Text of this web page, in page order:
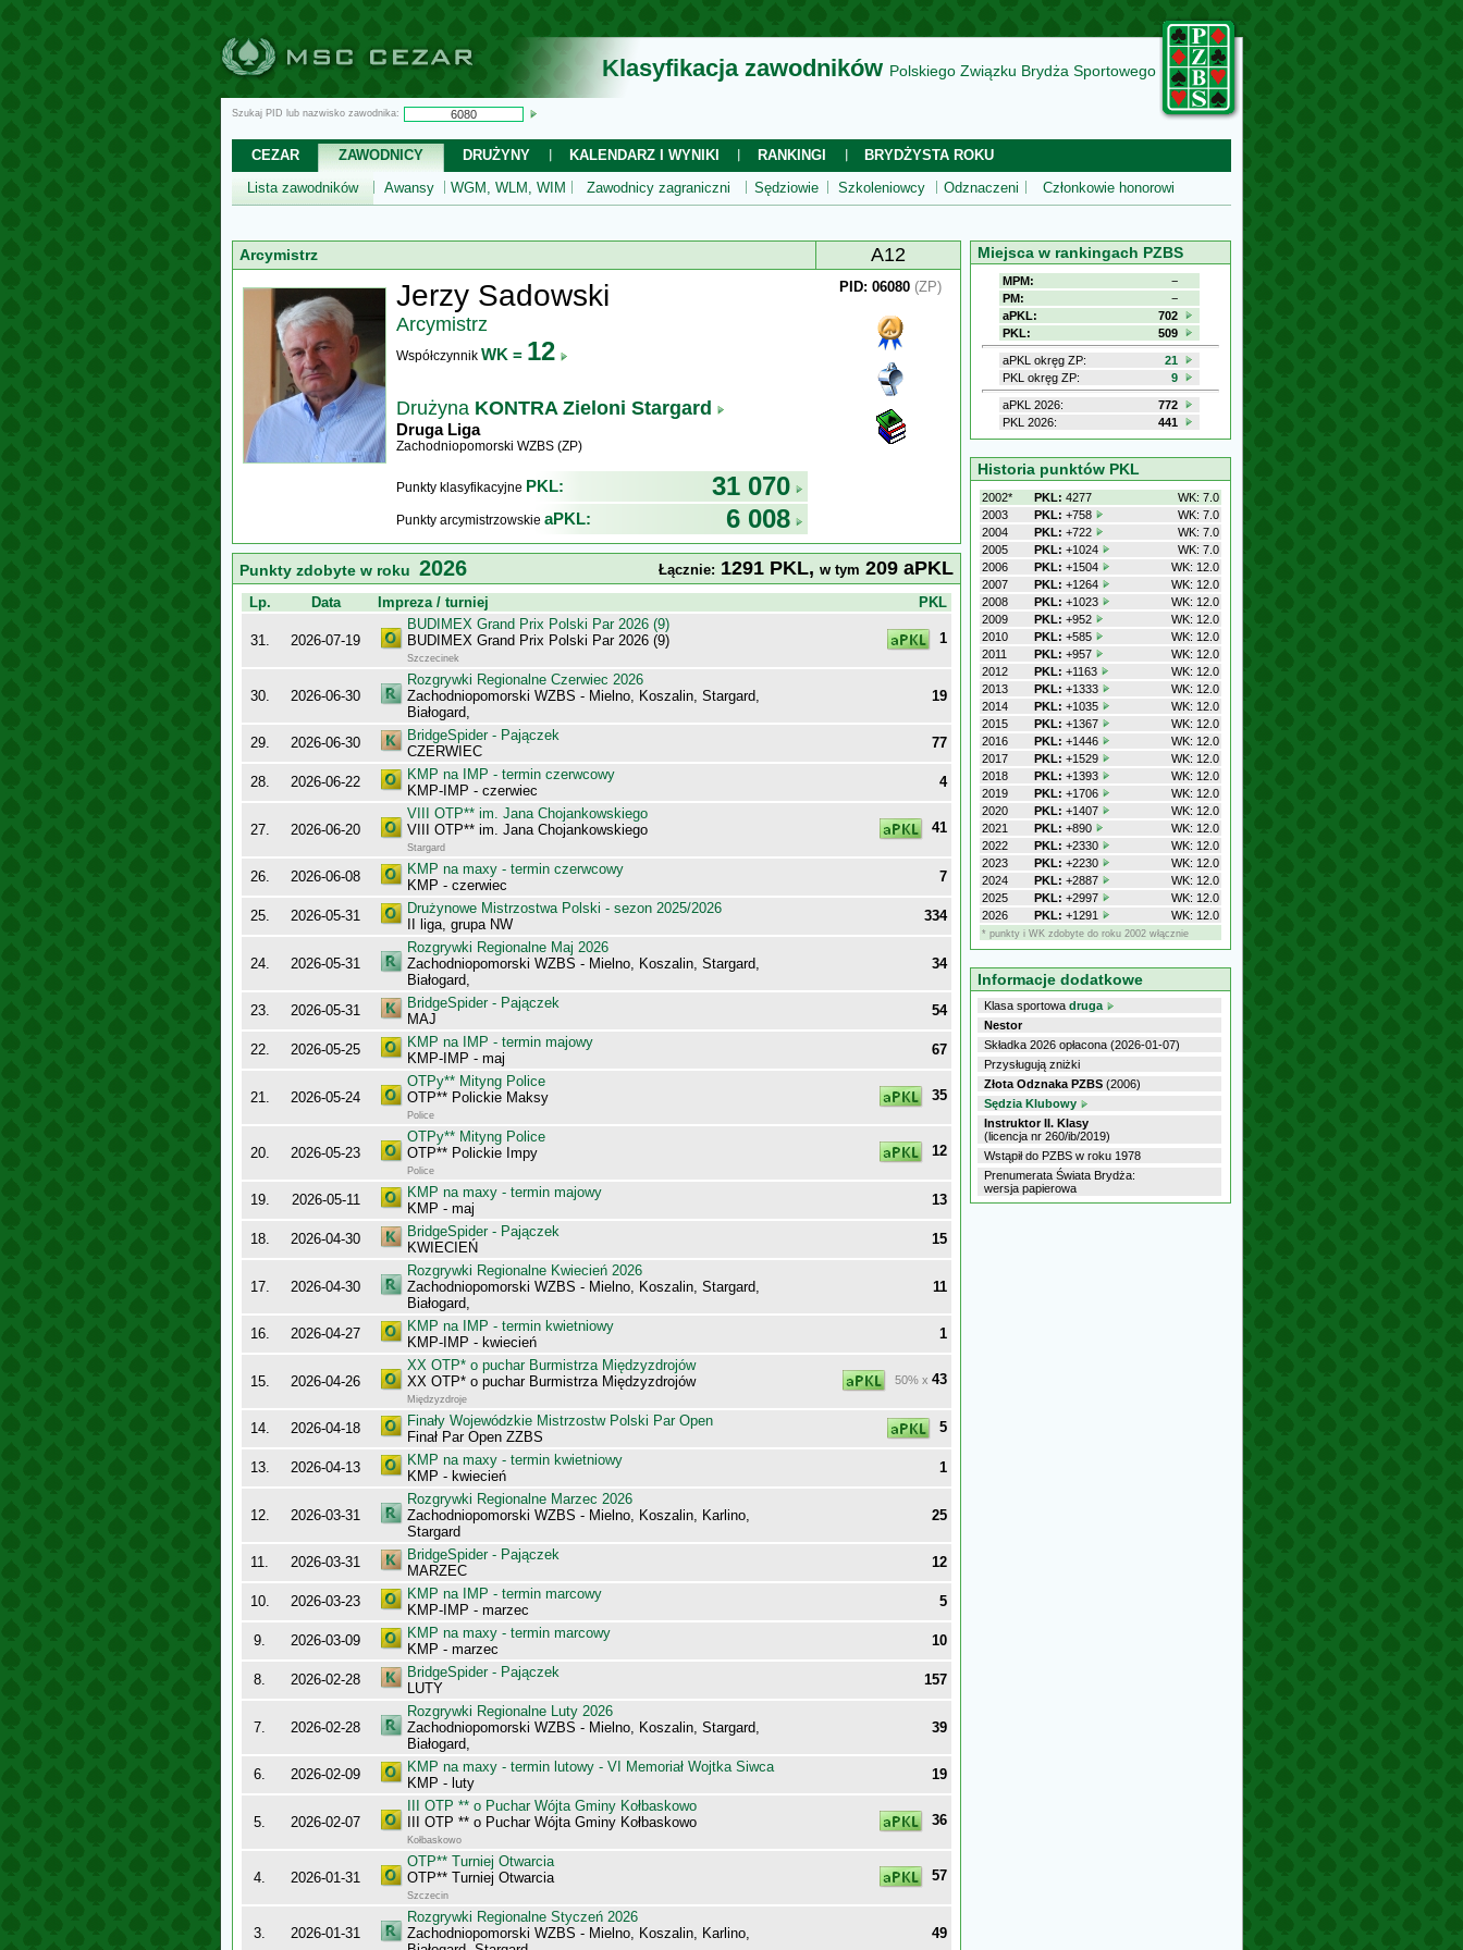
Klasyfikacja zawodników Polskiego Związku Brydża Sportowego
Szukaj PID lub nazwisko zawodnika:
CEZAR ZAWODNICY DRUŻYNY KALENDARZ I WYNIKI RANKINGI
BRYDŻYSTA ROKU
Lista zawodników
Awansy WGM, WLM, WIM Zawodnicy zagraniczni Sędziowie Szkoleniowcy Odznaczeni Członkowie honorowi
Arcymistrz A12
Jerzy Sadowski
Arcymistrz
Współczynnik WK = 12
Drużyna KONTRA Zieloni Stargard
Druga Liga
Zachodniopomorski WZBS (ZP)
Punkty klasyfikacyjne PKL: 31 070
Punkty arcymistrzowskie aPKL: 6 008
PID: 06080 (ZP)
Punkty zdobyte w roku 2026 Łącznie: 1291 PKL, w tym 209 aPKL
Lp. Data Impreza / turniej PKL
31. 2026-07-19
BUDIMEX Grand Prix Polski Par 2026 (9)
BUDIMEX Grand Prix Polski Par 2026 (9)
Szczecinek
1
30. 2026-06-30
Rozgrywki Regionalne Czerwiec 2026
Zachodniopomorski WZBS - Mielno, Koszalin, Stargard,
Białogard,
19
29. 2026-06-30
BridgeSpider - Pajączek
CZERWIEC
77
28. 2026-06-22
KMP na IMP - termin czerwcowy
KMP-IMP - czerwiec
4
27. 2026-06-20
VIII OTP** im. Jana Chojankowskiego
VIII OTP** im. Jana Chojankowskiego
Stargard
41
26. 2026-06-08
KMP na maxy - termin czerwcowy
KMP - czerwiec
7
25. 2026-05-31
Drużynowe Mistrzostwa Polski - sezon 2025/2026
II liga, grupa NW
334
24. 2026-05-31
Rozgrywki Regionalne Maj 2026
Zachodniopomorski WZBS - Mielno, Koszalin, Stargard,
Białogard,
34
23. 2026-05-31
BridgeSpider - Pajączek
MAJ
54
22. 2026-05-25
KMP na IMP - termin majowy
KMP-IMP - maj
67
21. 2026-05-24
OTPy** Mityng Police
OTP** Polickie Maksy
Police
35
20. 2026-05-23
OTPy** Mityng Police
OTP** Polickie Impy
Police
12
19. 2026-05-11
KMP na maxy - termin majowy
KMP - maj
13
18. 2026-04-30
BridgeSpider - Pajączek
KWIECIEŃ
15
17. 2026-04-30
Rozgrywki Regionalne Kwiecień 2026
Zachodniopomorski WZBS - Mielno, Koszalin, Stargard,
Białogard,
11
16. 2026-04-27
KMP na IMP - termin kwietniowy
KMP-IMP - kwiecień
1
15. 2026-04-26
XX OTP* o puchar Burmistrza Międzyzdrojów
XX OTP* o puchar Burmistrza Międzyzdrojów
Międzyzdroje
50% x 43
14. 2026-04-18
Finały Wojewódzkie Mistrzostw Polski Par Open
Finał Par Open ZZBS
5
13. 2026-04-13
KMP na maxy - termin kwietniowy
KMP - kwiecień
1
12. 2026-03-31
Rozgrywki Regionalne Marzec 2026
Zachodniopomorski WZBS - Mielno, Koszalin, Karlino,
Stargard
25
11. 2026-03-31
BridgeSpider - Pajączek
MARZEC
12
10. 2026-03-23
KMP na IMP - termin marcowy
KMP-IMP - marzec
5
9. 2026-03-09
KMP na maxy - termin marcowy
KMP - marzec
10
8. 2026-02-28
BridgeSpider - Pajączek
LUTY
157
7. 2026-02-28
Rozgrywki Regionalne Luty 2026
Zachodniopomorski WZBS - Mielno, Koszalin, Stargard,
Białogard,
39
6. 2026-02-09
KMP na maxy - termin lutowy - VI Memoriał Wojtka Siwca
KMP - luty
19
5. 2026-02-07
III OTP ** o Puchar Wójta Gminy Kołbaskowo
III OTP ** o Puchar Wójta Gminy Kołbaskowo
Kołbaskowo
36
4. 2026-01-31
OTP** Turniej Otwarcia
OTP** Turniej Otwarcia
Szczecin
57
3. 2026-01-31
Rozgrywki Regionalne Styczeń 2026
Zachodniopomorski WZBS - Mielno, Koszalin, Karlino,
49
Miejsca w rankingach PZBS
MPM:
−
PM:
−
aPKL:
702
PKL:
509
aPKL okręg ZP:
21
PKL okręg ZP:
9
aPKL 2026:
772
PKL 2026:
441
Historia punktów PKL
2002* PKL: 4277
WK: 7.0
2003
PKL: +758
WK: 7.0
2004
PKL: +722
WK: 7.0
2005
PKL: +1024
WK: 7.0
2006
PKL: +1504
WK: 12.0
2007
PKL: +1264
WK: 12.0
2008
PKL: +1023
WK: 12.0
2009
PKL: +952
WK: 12.0
2010
PKL: +585
WK: 12.0
2011
PKL: +957
WK: 12.0
2012
PKL: +1163
WK: 12.0
2013
PKL: +1333
WK: 12.0
2014
PKL: +1035
WK: 12.0
2015
PKL: +1367
WK: 12.0
2016
PKL: +1446
WK: 12.0
2017
PKL: +1529
WK: 12.0
2018
PKL: +1393
WK: 12.0
2019
PKL: +1706
WK: 12.0
2020
PKL: +1407
WK: 12.0
2021
PKL: +890
WK: 12.0
2022
PKL: +2330
WK: 12.0
2023
PKL: +2230
WK: 12.0
2024
PKL: +2887
WK: 12.0
2025
PKL: +2997
WK: 12.0
2026
PKL: +1291 WK: 12.0
* punkty i WK zdobyte do roku 2002 włącznie
Informacje dodatkowe
Klasa sportowa druga
Nestor
Składka 2026 opłacona (2026-01-07)
Przysługują zniżki
Złota Odznaka PZBS (2006)
Sędzia Klubowy
Instruktor II. Klasy
(licencja nr 260/ib/2019)
Wstąpił do PZBS w roku 1978
Prenumerata Świata Brydża:
wersja papierowa